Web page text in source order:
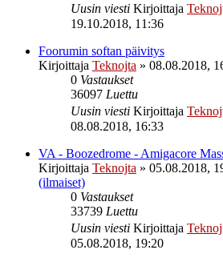
Uusin viesti Kirjoittaja
19.10.2018, 11:36
Foorumin softan päivitys
Kirjoittaja Teknojta » 08.08.2018,
0 Vastaukset
36097 Luettu
Uusin viesti Kirjoittaja
08.08.2018, 16:33
VA - Boozedrome - Amigacore
Kirjoittaja Teknojta » 05.08.2018,
(ilmaiset)
0 Vastaukset
33739 Luettu
Uusin viesti Kirjoittaja
05.08.2018, 19:20